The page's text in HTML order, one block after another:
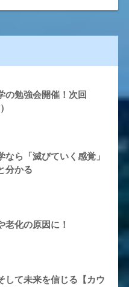
の勉強会開催！次回
なら「滅びていく感覚」
分かる
老化の原因に！
て未来を信じる【カウ